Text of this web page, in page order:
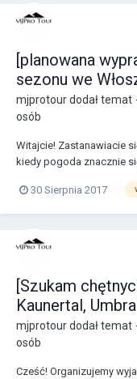
[planowana
sezonu we
mjprotourdodał temat
osób
Witajcie! Zastanawiacie
kiedy pogoda znacznie
ciepła temperatura
30 Sierpnia 2017
[Szukam
Kaunertal,
mjprotourdodał temat
osób
Cześć! Organizujemy